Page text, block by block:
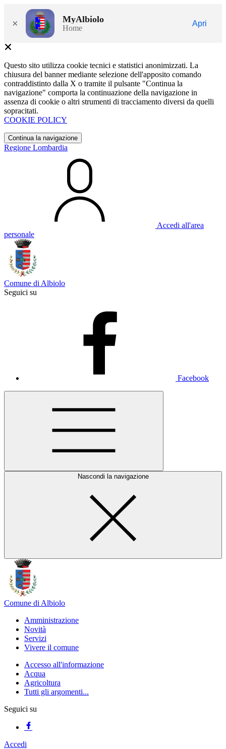
× MyAlbiolo
Home
Apri
Questo sito utilizza cookie tecnici e statistici anonimizzati. La
chiusura del banner mediante selezione dell'apposito comando
contraddistinto dalla X o tramite il pulsante "Continua la
navigazione" comporta la continuazione della navigazione in
assenza di cookie o altri strumenti di tracciamento diversi da quelli
sopracitati.
COOKIE POLICY
Continua la navigazione
Regione Lombardia
Accedi all'area
personale
Comune di Albiolo
Seguici su
Facebook
Nascondi la navigazione
Comune di Albiolo
Amministrazione
Novità
Servizi
Vivere il comune
Accesso all'informazione
Acqua
Agricoltura
Tutti gli argomenti...
Seguici su
Accedi